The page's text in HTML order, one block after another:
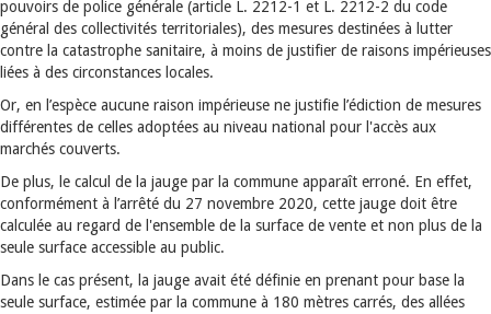
pouvoirs de police générale (article L. 2212-1 et L. 2212-2 du code
général des collectivités territoriales), des mesures destinées à lutter
contre la catastrophe sanitaire, à moins de justifier de raisons impérieuses
liées à des circonstances locales.
Or, en l’espèce aucune raison impérieuse ne justifie l’édiction de mesures
différentes de celles adoptées au niveau national pour l'accès aux
marchés couverts.
De plus, le calcul de la jauge par la commune apparaît erroné. En effet,
conformément à l’arrêté du 27 novembre 2020, cette jauge doit être
calculée au regard de l'ensemble de la surface de vente et non plus de la
seule surface accessible au public.
Dans le cas présent, la jauge avait été définie en prenant pour base la
seule surface, estimée par la commune à 180 mètres carrés, des allées